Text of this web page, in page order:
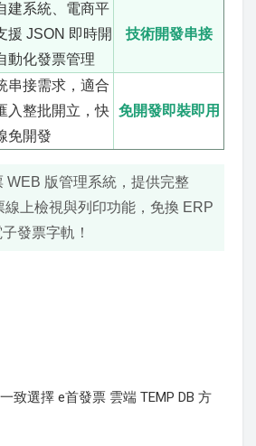
建系統、電商平
援 JSON 即時開
動化發票管理
技術開發串接
串接需求，適合
入整批開立，快
免開發
免開發即裝即用
WEB 版管理系統，提供完整
線上檢視與列印功能，免換 ERP
發票字軌！
致選擇 e首發票 雲端 TEMP DB 方